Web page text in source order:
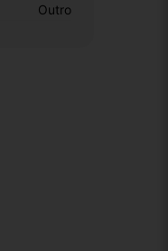
Outro